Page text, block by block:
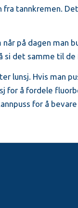
tannkremen.
på dagen man
si det samme til
lunsj. Hvis man
for å fordele
for å